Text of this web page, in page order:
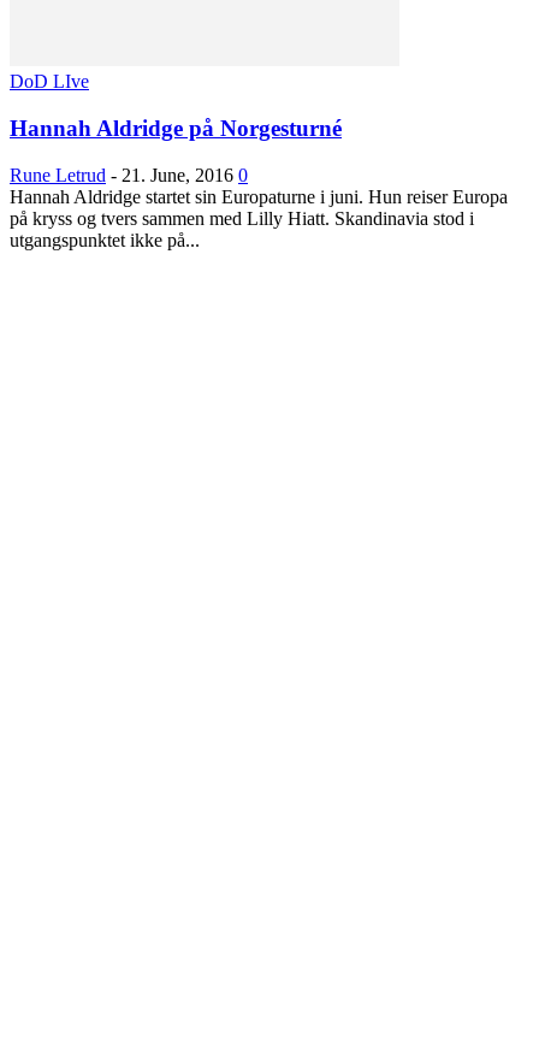
DoD LIve
Hannah Aldridge på Norgesturné
Rune Letrud - 21. June, 2016 0
Hannah Aldridge startet sin Europaturne i juni. Hun reiser Europa
på kryss og tvers sammen med Lilly Hiatt. Skandinavia stod i
utgangspunktet ikke på...